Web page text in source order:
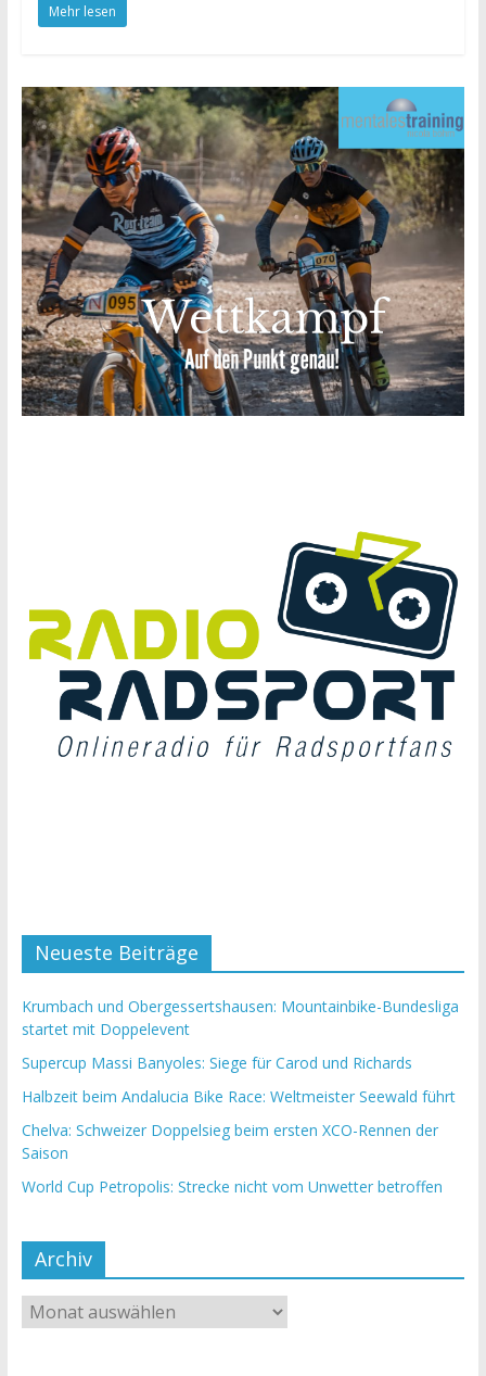
Mehr lesen
Neueste Beiträge
Krumbach und Obergessertshausen: Mountainbike-Bundesliga
startet mit Doppelevent
Supercup Massi Banyoles: Siege für Carod und Richards
Halbzeit beim Andalucia Bike Race: Weltmeister Seewald führt
Chelva: Schweizer Doppelsieg beim ersten XCO-Rennen der
Saison
World Cup Petropolis: Strecke nicht vom Unwetter betroffen
Archiv